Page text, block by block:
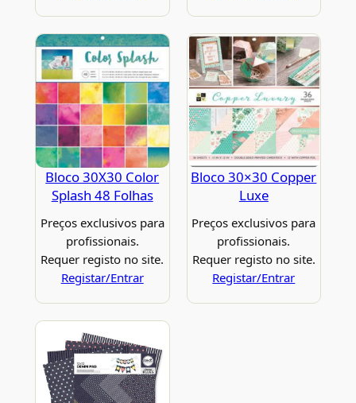
Bloco 30X30 Color
Splash 48 Folhas
Preços exclusivos para
profissionais.
Requer registo no site.
Registar/Entrar
Bloco 30×30 Copper
Luxe
Preços exclusivos para
profissionais.
Requer registo no site.
Registar/Entrar